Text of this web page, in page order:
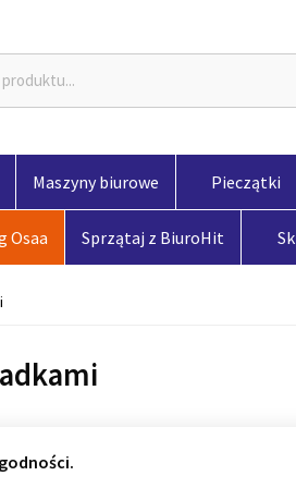
Maszyny biurowe Pieczątki
Osaa Sprzątaj z BiuroHit